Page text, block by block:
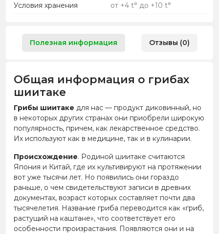
Условия хранения
от +4 t° до +10 t°
Полезная информация Отзывы (0)
Общая информация о грибах
шиитаке
Грибы шиитаке для нас — продукт диковинный, но
в некоторых других странах они приобрели широкую
популярность, причем, как лекарственное средство.
Их используют как в медицине, так и в кулинарии.
Происхождение. Родиной шиитаке считаются
Япония и Китай, где их культивируют на протяжении
вот уже тысячи лет. Но появились они гораздо
раньше, о чем свидетельствуют записи в древних
документах, возраст которых составляет почти два
тысячелетия. Название гриба переводится как «гриб,
растущий на каштане», что соответствует его
особенности произрастания. Появляются они и на